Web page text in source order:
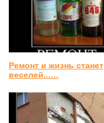
Ремонт и жизнь станет
веселей...…